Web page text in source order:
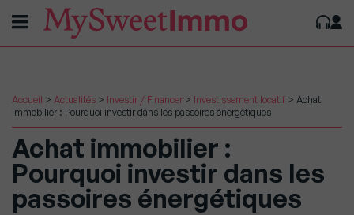
Accueil > Actualités > Investir / Financer > Investissement locatif > Achat
immobilier : Pourquoi investir dans les passoires énergétiques
Achat immobilier :
Pourquoi investir dans les
passoires énergétiques